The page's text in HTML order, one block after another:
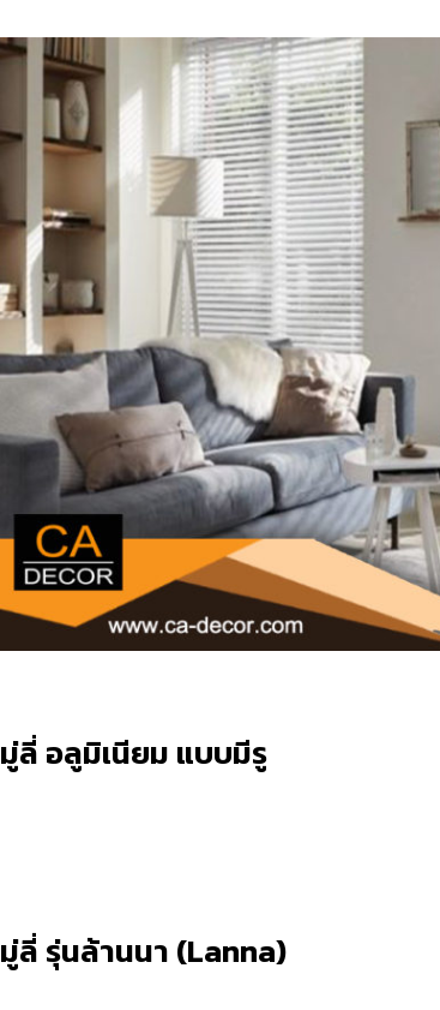
มู่ลี่ อลูมิเนียม แบบมีรู
มู่ลี่ รุ่นล้านนา (Lanna)